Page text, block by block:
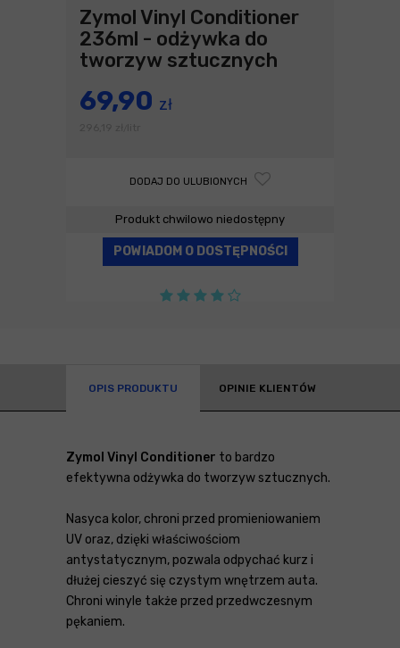
Zymol Vinyl Conditioner
236ml - odżywka do
tworzyw sztucznych
69,90 zł
DODAJ DO ULUBIONYCH
Produkt chwilowo niedostępny
POWIADOM O DOSTĘPNOŚCI
OPIS PRODUKTU OPINIE KLIENTÓW
Zymol Vinyl Conditioner to bardzo
efektywna odżywka do tworzyw sztucznych.
Nasyca kolor, chroni przed promieniowaniem
UV oraz, dzięki właściwościom
antystatycznym, pozwala odpychać kurz i
dłużej cieszyć się czystym wnętrzem auta.
Chroni winyle także przed przedwczesnym
pękaniem.